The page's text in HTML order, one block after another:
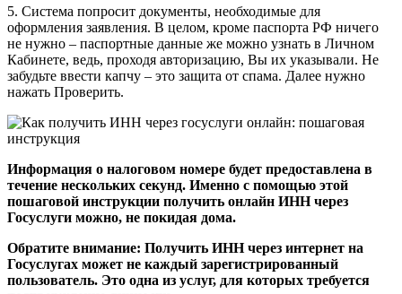
5. Система попросит документы, необходимые для
оформления заявления. В целом, кроме паспорта РФ ничего
не нужно – паспортные данные же можно узнать в Личном
Кабинете, ведь, проходя авторизацию, Вы их указывали. Не
забудьте ввести капчу – это защита от спама. Далее нужно
нажать Проверить.
Информация о налоговом номере будет предоставлена в
течение нескольких секунд. Именно с помощью этой
пошаговой инструкции получить онлайн ИНН через
Госуслуги можно, не покидая дома.
Обратите внимание: Получить ИНН через интернет на
Госуслугах может не каждый зарегистрированный
пользователь. Это одна из услуг, для которых требуется